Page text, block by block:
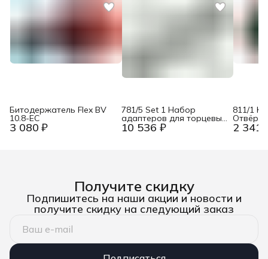
3 080 ₽
Битодержатель Flex BV
10.8-EC
10 536 ₽
781/5 Set 1 Набор
адаптеров для торцевых
головок, 6 предметов
Wera WE-042680
2 341
811/1
,
Получите скидку
Подпишитесь на наши акции и новости и
получите скидку на следующий заказ